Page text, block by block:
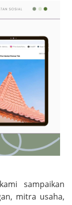
sampaikan
mitra usaha,